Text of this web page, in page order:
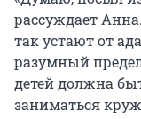
рассуждает
так устают от
разумный
детей должна
заниматься